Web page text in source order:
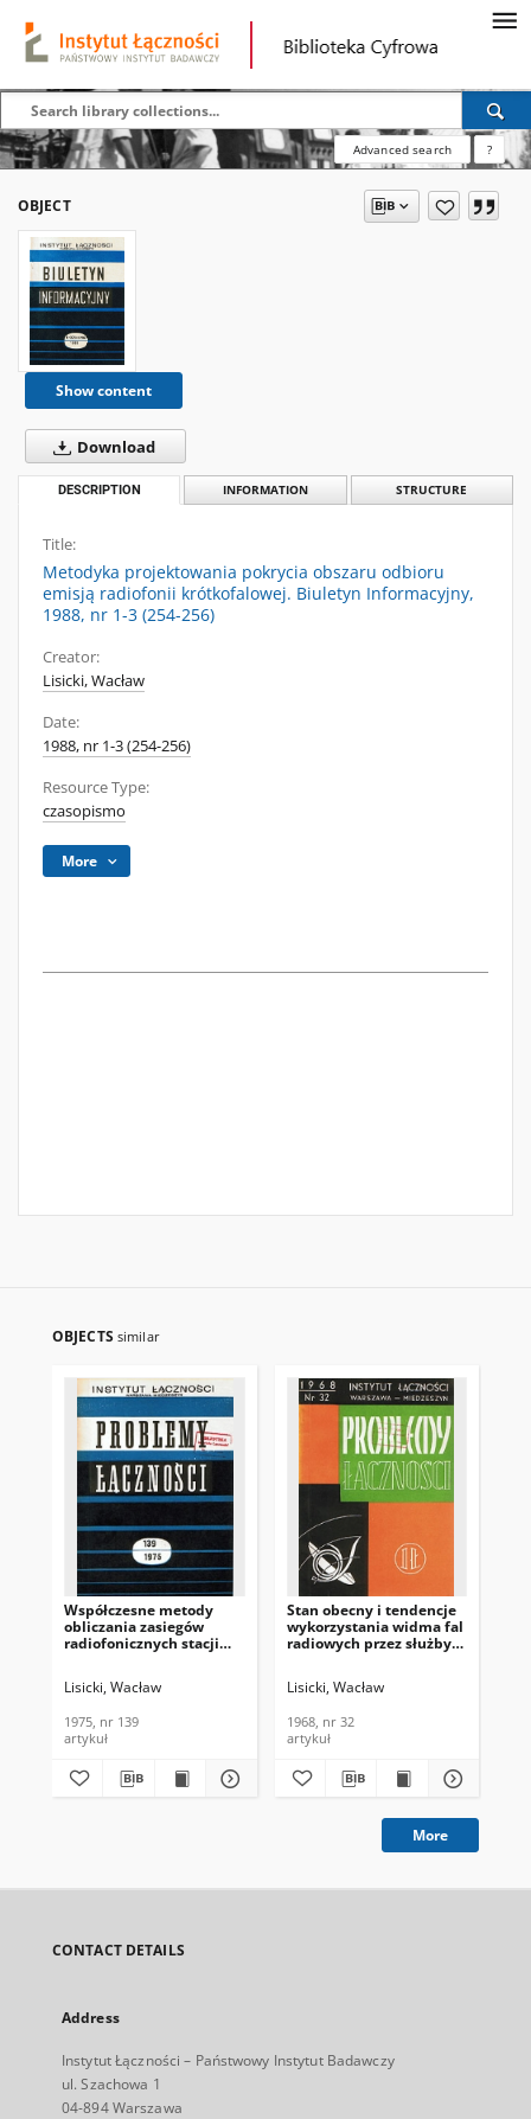
Advanced search ?
OBJECT
Show content
Download
DESCRIPTION INFORMATION STRUCTURE
Title:
Metodyka projektowania pokrycia obszaru odbioru
emisją radiofonii krótkofalowej. Biuletyn Informacyjny,
1988, nr 1-3 (254-256)
Creator:
Lisicki, Wacław
Date:
1988, nr 1-3 (254-256)
Resource Type:
czasopismo
More
OBJECTS similar
Współczesne metody
obliczania zasiegów
radiofonicznych stacji
1975, nr 139
Lisicki, Wacław
1975, nr 139
artykuł
Stan obecny i tendencje
wykorzystania widma fal
radiowych przez służby
1968, nr 32
Lisicki, Wacław
1968, nr 32
artykuł
More
CONTACT DETAILS
Address
Instytut Łączności – Państwowy Instytut Badawczy
ul. Szachowa 1
04-894 Warszawa